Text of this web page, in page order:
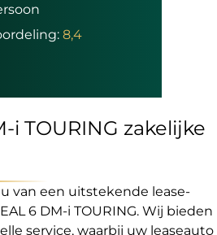
i TOURING zakelijke
van een uitstekende lease-
6 DM-i TOURING. Wij bieden
service, waarbij uw leaseauto
8,4